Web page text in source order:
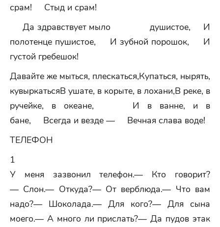
срам! Стыд и срам!
Да здравствует мыло душистое, И
полотенце пушистое, И зубной порошок, И
густой гребешок!
Давайте же мыться, плескаться,Купаться, нырять,
кувыркатьсяВ ушате, в корыте, в лохани,В реке, в
ручейке, в океане, И в ванне, и в
бане, Всегда и везде — Вечная слава воде!
ТЕЛЕФОН
1
У меня зазвонил телефон.— Кто говорит?
— Слон.— Откуда?— От верблюда.— Что вам
надо?— Шоколада.— Для кого?— Для сына
моего.— А много ли прислать?— Да пудов этак